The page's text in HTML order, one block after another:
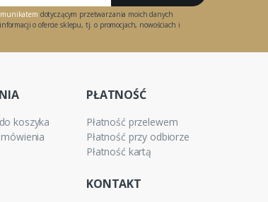
dotyczącym przetwarzania moich danych
o ofercie sklepu, tj. o promocjach, nowościach i
koszyka
PŁATNOŚĆ
Płatność przelewem
Płatność przy odbiorze
Płatność kartą
KONTAKT